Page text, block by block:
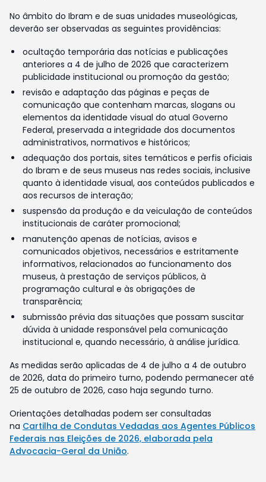
No âmbito do Ibram e de suas unidades museológicas,
deverão ser observadas as seguintes providências:
ocultação temporária das notícias e publicações
anteriores a 4 de julho de 2026 que caracterizem
publicidade institucional ou promoção da gestão;
revisão e adaptação das páginas e peças de
comunicação que contenham marcas, slogans ou
elementos da identidade visual do atual Governo
Federal, preservada a integridade dos documentos
administrativos, normativos e históricos;
adequação dos portais, sites temáticos e perfis oficiais
do Ibram e de seus museus nas redes sociais, inclusive
quanto à identidade visual, aos conteúdos publicados e
aos recursos de interação;
suspensão da produção e da veiculação de conteúdos
institucionais de caráter promocional;
manutenção apenas de notícias, avisos e
comunicados objetivos, necessários e estritamente
informativos, relacionados ao funcionamento dos
museus, à prestação de serviços públicos, à
programação cultural e às obrigações de
transparência;
submissão prévia das situações que possam suscitar
dúvida à unidade responsável pela comunicação
institucional e, quando necessário, à análise jurídica.
As medidas serão aplicadas de 4 de julho a 4 de outubro
de 2026, data do primeiro turno, podendo permanecer até
25 de outubro de 2026, caso haja segundo turno.
Orientações detalhadas podem ser consultadas
na Cartilha de Condutas Vedadas aos Agentes Públicos
Federais nas Eleições de 2026, elaborada pela
Advocacia-Geral da União.